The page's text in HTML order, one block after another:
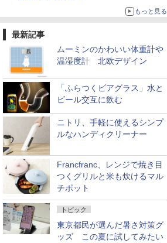
もっと見る
最新記事
ムーミンのかわいい体重計や
温湿度計 北欧デザイン
「ふらつくビアグラス」水と
ビール交互に飲む
ニトリ、手軽に使えるシンプ
ルなハンディクリーナー
Francfranc、レンジで焼き目
つくグリルと米も炊けるマル
チポット
トピック
東京都民が選んだ暑さ対策グ
ッズ この夏に試してみたい